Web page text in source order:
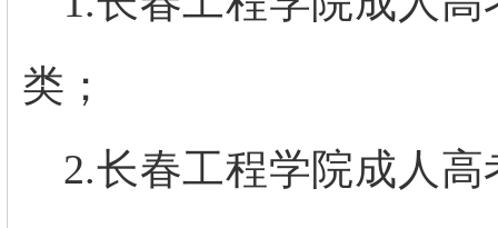
类；
2.长春工程学院成人